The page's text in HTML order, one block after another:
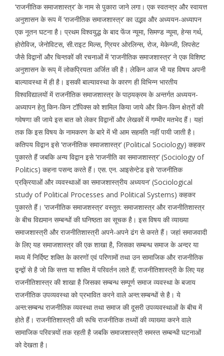
‘राजनीतिक समाजशास्त्र‘ के नाम से पुकारा जाने लगा। एक स्वतन्त्र और स्वायत्त
अनुशासन के रूप में ‘राजनीतिक समाजशास्त्र‘ का उद्भव और अध्ययन-अध्यापन
एक नूतन घटना है। प्रथम विश्वयुद्ध के बाद फेंज न्यूमा, सिमण्ड न्यूमा, हेन्स गर्थ,
होरोविज, जेनोविटस, सी.राइट मिल्स, ग्रियर ओरलिन्स, रोज, मेकेन्जी, लिपसेट
जैसे विद्वानों और चिन्तकों की रचनाओं में ‘राजनीतिक समाजशास्त्र‘ ने एक विशिष्ट
अनुशासन के रूप् में लोकप्रियता अर्जित की है। लेकिन आज भी यह विषय अपनी
बाल्यावस्था में ही है। इसकी बाल्यावस्था के कारण ही विभिन्न भारतीय
विश्वविद्यालयों में राजनीतिक समाजशास्त्र के पाठ्यक्रम के अन्तर्गत अध्ययन-
अध्यापन हेतु किन-किन टॉपिक्स को शामिल किया जाये और किन-किन क्षेत्रों की
गवेषणा की जाये इस बात को लेकर विद्वानों और लेखकों में गम्भीर मतभेद हैं। यहां
तक कि इस विषय के नामकरण के बारे में भी आम सहमति नहीं पायी जाती है।
कतिपय विद्वान इसे ‘राजनीतिक समाजशास्त्र‘ (Political Sociology) कहकर
पुकारते हैं जबकि अन्य विद्वान इसे ‘राजनीति का समाजशास्त्र‘ (Sociology of
Politics) कहना पसन्द करते हैं। एस. एन. आइसेन्टेड इसे ‘राजनीतिक
प्रक्रियाओं और व्यवस्थाओं का समाजशास्त्रीय अध्ययन’ (Sociological
study of Political Processes and Political Systems) कहकर
पुकारते हैं। ‘राजनीतिक समाजशस्त्र‘ वस्तुत: समाजशास्त्र और राजनीतिशास्त्र
के बीच विद्यमान सम्बन्धों की घनिष्ठता का सूचक है। इस विषय की व्याख्या
समाजशास्त्री और राजनीतिशास्त्री अपने-अपने ढंग से करते हैं। जहां समाजवादी
के लिए यह समाजशास्त्र की एक शाखा है, जिसका सम्बन्ध समाज के अन्दर या
मध्य में निर्दिष्ट शक्ति के कारणों एवं परिणामों तथा उन सामाजिक और राजनीतिक
द्वन्द्वों से है जो कि सत्ता या शक्ति में परिवर्तन लाते हैं; राजनीतिशास्त्री के लिए यह
राजनीतिशास्त्र की शाखा है जिसका सम्बन्ध सम्पूर्ण समाज व्यवस्था के बजाय
राजनीतिक उपव्यवस्था को प्रभावित करने वाले अन्त:सम्बन्धों से है। ये
अन्त:सम्बन्ध राजनीतिक व्यवस्था तथा समाज की दूसरी उपव्यवस्थाओं के बीच में
होते हैं। राजनीतिशास्त्री की रूचि राजनीतिक तथ्यों की व्याख्या करने वाले
सामाजिक परिवत्र्यों तक रहती है जबकि समाजशास्त्री समस्त सम्बन्धी घटनाओं
को देखता है।